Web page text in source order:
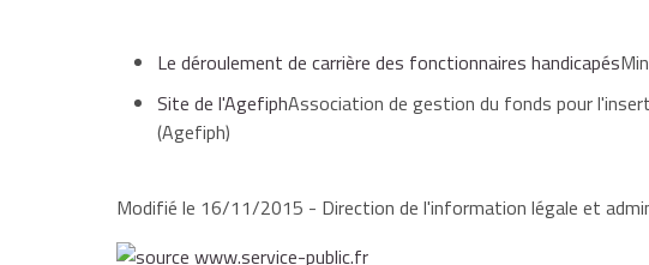
Le déroulement de carrière des fonctionnaires handicapés
Site de l'AgefiphAssociation de gestion du fonds pour
(Agefiph)
Modifié le 16/11/2015 - Direction de l'information légale et